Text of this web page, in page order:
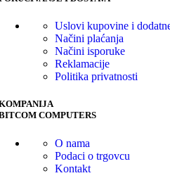
Uslovi kupovine i
Načini plaćanja
Načini isporuke
Reklamacije
Politika privatnosti
COMPUTERS
O nama
Podaci o trgovcu
Kontakt